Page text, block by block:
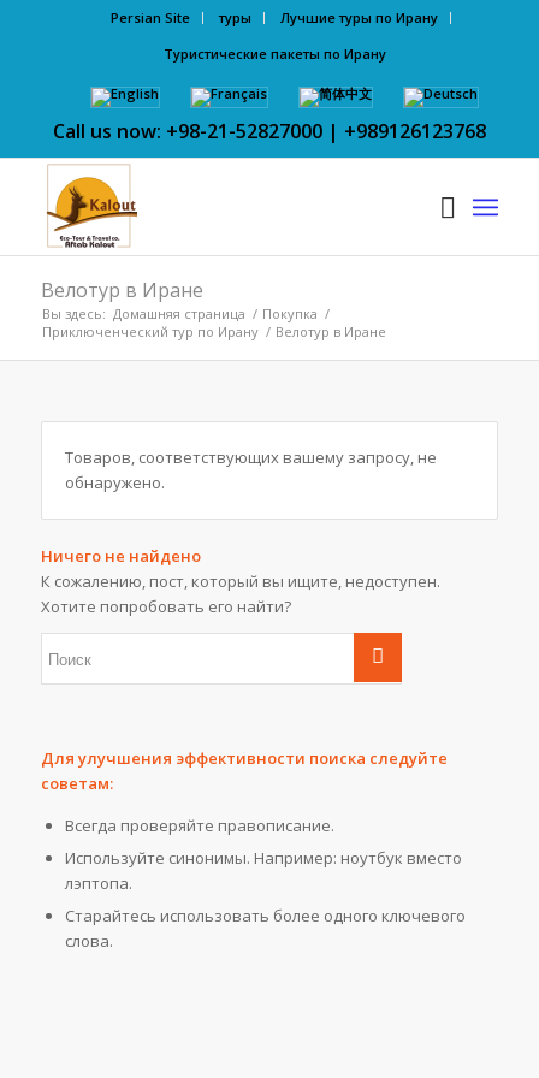
Persian Site туры
Лучшие туры по Ирану
Туристические пакеты по Ирану
Call us now: +98-21-52827000 | +989126123768
Велотур в Иране
Вы здесь: Домашняя страница / Покупка /
Приключенческий тур по Ирану / Велотур в Иране
Товаров, соответствующих вашему запросу, не
обнаружено.
Ничего не найдено
К сожалению, пост, который вы ищите, недоступен.
Хотите попробовать его найти?
Для улучшения эффективности поиска следуйте
советам:
Всегда проверяйте правописание.
Используйте синонимы. Например: ноутбук вместо
лэптопа.
Старайтесь использовать более одного ключевого
слова.